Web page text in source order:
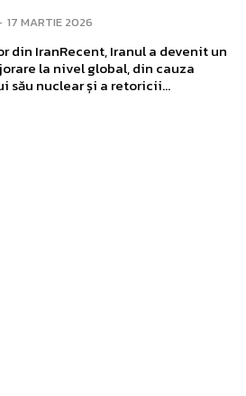
17 MARTIE 2026
din IranRecent, Iranul a devenit un
la nivel global, din cauza
său nuclear și a retoricii...